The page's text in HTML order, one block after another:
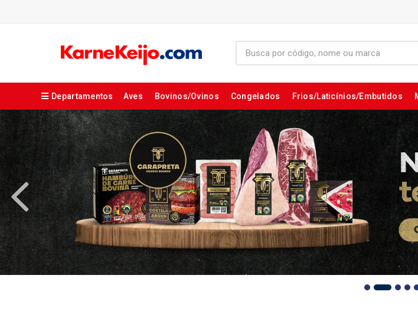
Departamentos Aves Bovinos/Ovinos Congelados Frios/Laticínios/Embutidos